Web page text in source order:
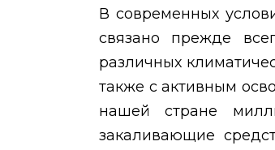
В современных
связано прежде
различных
также с активным
нашей стране
закаливающие